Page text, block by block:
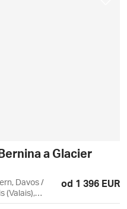
a Glacier
Davos /
(Valais),
od 1 396 EUR